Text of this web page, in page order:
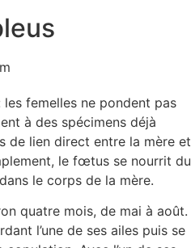
femelles ne pondent pas
à des spécimens déjà
de lien direct entre la mère et
le fœtus se nourrit du
le corps de la mère.
quatre mois, de mai à août.
l’une de ses ailes puis se